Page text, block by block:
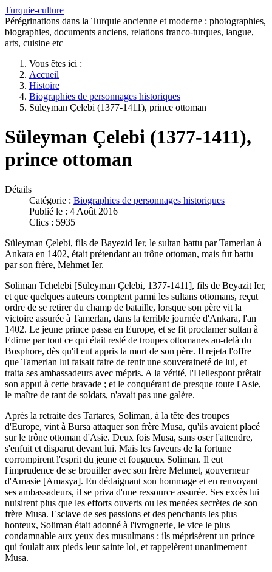
Turquie-culture
Pérégrinations dans la Turquie ancienne et moderne : photographies,
biographies, documents anciens, relations franco-turques, langue,
arts, cuisine etc
Vous êtes ici :
Accueil
Histoire
Biographies de personnages historiques
Süleyman Çelebi (1377-1411), prince ottoman
Süleyman Çelebi (1377-1411),
prince ottoman
Détails
Catégorie : Biographies de personnages historiques
Publié le : 4 Août 2016
Clics : 5935
Süleyman Çelebi, fils de Bayezid Ier, le sultan battu par Tamerlan à
Ankara en 1402, était prétendant au trône ottoman, mais fut battu
par son frère, Mehmet Ier.
Soliman Tchelebi [Süleyman Çelebi, 1377-1411], fils de Beyazit Ier,
et que quelques auteurs comptent parmi les sultans ottomans, reçut
ordre de se retirer du champ de bataille, lorsque son père vit la
victoire assurée à Tamerlan, dans la terrible journée d'Ankara, l'an
1402. Le jeune prince passa en Europe, et se fit proclamer sultan à
Edirne par tout ce qui était resté de troupes ottomanes au-delà du
Bosphore, dès qu'il eut appris la mort de son père. Il rejeta l'offre
que Tamerlan lui faisait faire de tenir une souveraineté de lui, et
traita ses ambassadeurs avec mépris. A la vérité, l'Hellespont prêtait
son appui à cette bravade ; et le conquérant de presque toute l'Asie,
le maître de tant de soldats, n'avait pas une galère.
Après la retraite des Tartares, Soliman, à la tête des troupes
d'Europe, vint à Bursa attaquer son frère Musa, qu'ils avaient placé
sur le trône ottoman d'Asie. Deux fois Musa, sans oser l'attendre,
s'enfuit et disparut devant lui. Mais les faveurs de la fortune
corrompirent l'esprit du jeune et fougueux Soliman. Il eut
l'imprudence de se brouiller avec son frère Mehmet, gouverneur
d'Amasie [Amasya]. En dédaignant son hommage et en renvoyant
ses ambassadeurs, il se priva d'une ressource assurée. Ses excès lui
nuisirent plus que les efforts ouverts ou les menées secrètes de son
frère Musa. Esclave de ses passions et des penchants les plus
honteux, Soliman était adonné à l'ivrognerie, le vice le plus
condamnable aux yeux des musulmans : ils méprisèrent un prince
qui foulait aux pieds leur sainte loi, et rappelèrent unanimement
Musa.